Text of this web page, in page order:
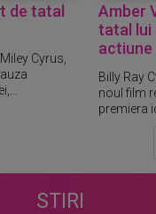
de tatal
Cyrus,
Amber
tatal lui
actiune
Billy Ray
noul film
premiera
STIRI